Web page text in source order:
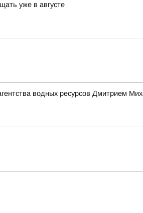
уже в августе
водных ресурсов Дмитрием